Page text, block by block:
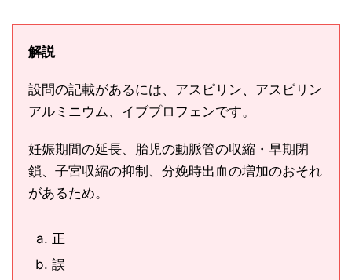
解説
設問の記載があるには、アスピリン、アスピリン
アルミニウム、イブプロフェンです。
妊娠期間の延長、胎児の動脈管の収縮・早期閉
鎖、子宮収縮の抑制、分娩時出血の増加のおそれ
があるため。
正
誤